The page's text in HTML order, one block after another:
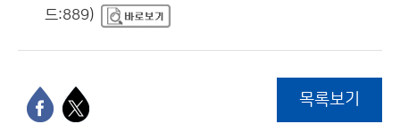
드:889)
목록보기